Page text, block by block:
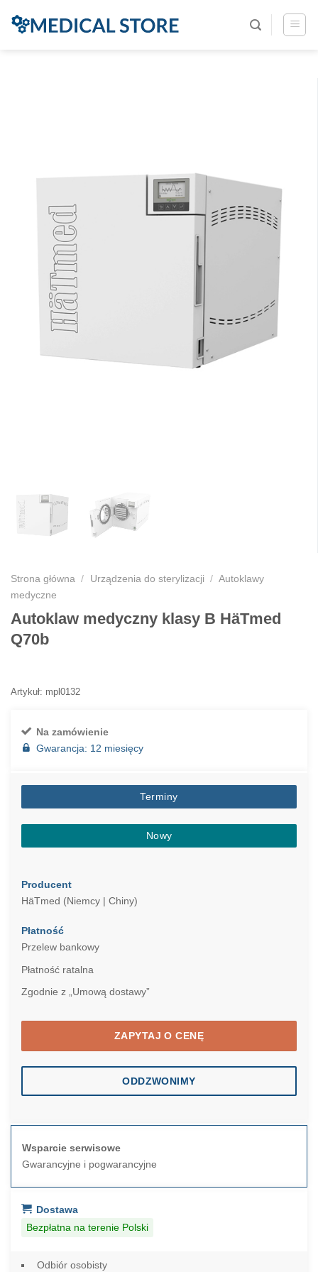
Strona główna / Urządzenia do sterylizacji / Autoklawy
medyczne
Autoklaw medyczny klasy B HäTmed
Q70b
Artykuł: mpl0132
Na zamówienie
Gwarancja: 12 miesięcy
Terminy
Nowy
Producent
HäTmed (Niemcy | Chiny)
Płatność
Przelew bankowy
Płatność ratalna
Zgodnie z „Umową dostawy”
ZAPYTAJ O CENĘ
ODDZWONIMY
Wsparcie serwisowe
Gwarancyjne i pogwarancyjne
Dostawa
Bezpłatna na terenie Polski
Odbiór osobisty